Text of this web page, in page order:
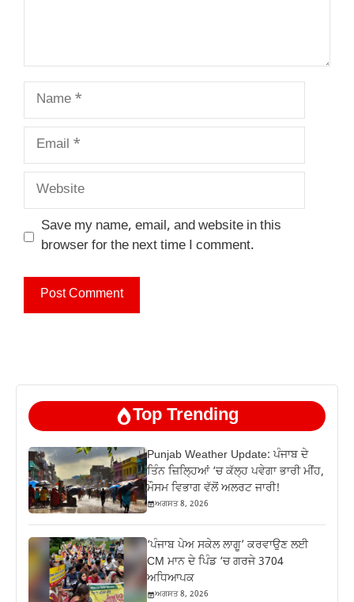
Name
Email
Website
Save my name, email, and website in this
browser for the next time I comment.
Top Trending
Punjab Weather Update: ਪੰਜਾਬ ਦੇ
ਤਿੰਨ ਜ਼‍ਿਲ੍ਹਿਆਂ ‘ਚ ਕੱਲ੍ਹ ਪਵੇਗਾ ਭਾਰੀ ਮੀਂਹ,
ਮੌਸਮ ਵਿਭਾਗ ਵੱਲੋਂ ਅਲਰਟ ਜਾਰੀ!
ਅਗਸਤ 8, 2026
‘ਪੰਜਾਬ ਪੇਅ ਸਕੇਲ ਲਾਗੂ’ ਕਰਵਾਉਣ ਲਈ
CM ਮਾਨ ਦੇ ਪਿੰਡ ‘ਚ ਗਰਜੇ 3704
ਅਧਿਆਪਕ
ਅਗਸਤ 8, 2026